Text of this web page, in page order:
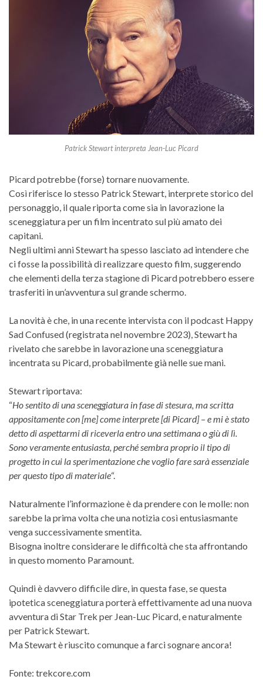
Patrick Stewart interpreta Jean-Luc Picard
Picard potrebbe (forse) tornare nuovamente.
Così riferisce lo stesso Patrick Stewart, interprete storico del
personaggio, il quale riporta come sia in lavorazione la
sceneggiatura per un film incentrato sul più amato dei
capitani.
Negli ultimi anni Stewart ha spesso lasciato ad intendere che
ci fosse la possibilità di realizzare questo film, suggerendo
che elementi della terza stagione di Picard potrebbero essere
trasferiti in un’avventura sul grande schermo.
La novità è che, in una recente intervista con il podcast Happy
Sad Confused (registrata nel novembre 2023), Stewart ha
rivelato che sarebbe in lavorazione una sceneggiatura
incentrata su Picard, probabilmente già nelle sue mani.
Stewart riportava:
“Ho sentito di una sceneggiatura in fase di stesura, ma scritta
appositamente con [me] come interprete [di Picard] – e mi è stato
detto di aspettarmi di riceverla entro una settimana o giù di lì.
Sono veramente entusiasta, perché sembra proprio il tipo di
progetto in cui la sperimentazione che voglio fare sarà essenziale
per questo tipo di materiale“.
Naturalmente l’informazione è da prendere con le molle: non
sarebbe la prima volta che una notizia così entusiasmante
venga successivamente smentita.
Bisogna inoltre considerare le difficoltà che sta affrontando
in questo momento Paramount.
Quindi è davvero difficile dire, in questa fase, se questa
ipotetica sceneggiatura porterà effettivamente ad una nuova
avventura di Star Trek per Jean-Luc Picard, e naturalmente
per Patrick Stewart.
Ma Stewart è riuscito comunque a farci sognare ancora!
Fonte: trekcore.com